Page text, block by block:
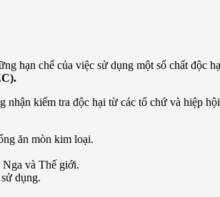
hạn chế của việc sử dụng một số chất độc
.
kiểm tra độc hại từ các tổ chứ và hiệp
ăn mòn kim loại.
và Thế giới.
dụng.